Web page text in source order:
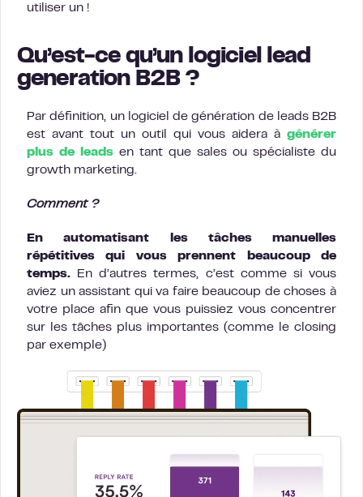
utiliser un !
Qu’est-ce qu’un logiciel lead
generation B2B ?
Par définition, un logiciel de génération de leads B2B
est avant tout un outil qui vous aidera à générer
plus de leads en tant que sales ou spécialiste du
growth marketing.
Comment ?
En automatisant les tâches manuelles
répétitives qui vous prennent beaucoup de
temps. En d’autres termes, c’est comme si vous
aviez un assistant qui va faire beaucoup de choses à
votre place afin que vous puissiez vous concentrer
sur les tâches plus importantes (comme le closing
par exemple)